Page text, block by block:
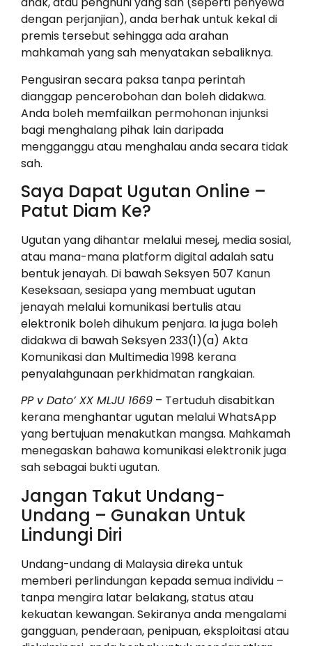
dengan perjanjian), anda berhak untuk kekal di
premis tersebut sehingga ada arahan
mahkamah yang sah menyatakan sebaliknya.
Pengusiran secara paksa tanpa perintah
dianggap pencerobohan dan boleh didakwa.
Anda boleh memfailkan permohonan injunksi
bagi menghalang pihak lain daripada
mengganggu atau menghalau anda secara tidak
sah.
Saya Dapat Ugutan Online –
Patut Diam Ke?
Ugutan yang dihantar melalui mesej, media sosial,
atau mana-mana platform digital adalah satu
bentuk jenayah. Di bawah Seksyen 507 Kanun
Keseksaan, sesiapa yang membuat ugutan
jenayah melalui komunikasi bertulis atau
elektronik boleh dihukum penjara. Ia juga boleh
didakwa di bawah Seksyen 233(1)(a) Akta
Komunikasi dan Multimedia 1998 kerana
penyalahgunaan perkhidmatan rangkaian.
PP v Dato’ XX MLJU 1669 – Tertuduh disabitkan
kerana menghantar ugutan melalui WhatsApp
yang bertujuan menakutkan mangsa. Mahkamah
menegaskan bahawa komunikasi elektronik juga
sah sebagai bukti ugutan.
Jangan Takut Undang-
Undang – Gunakan Untuk
Lindungi Diri
Undang-undang di Malaysia direka untuk
memberi perlindungan kepada semua individu –
tanpa mengira latar belakang, status atau
kekuatan kewangan. Sekiranya anda mengalami
gangguan, penderaan, penipuan, eksploitasi atau